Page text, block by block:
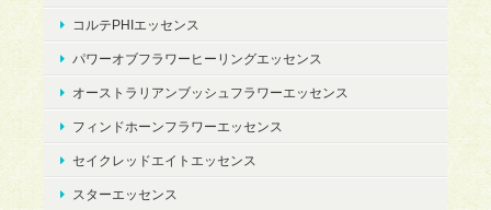
コルテPHIエッセンス
パワーオブフラワーヒーリングエッセンス
オーストラリアンブッシュフラワーエッセンス
フィンドホーンフラワーエッセンス
セイクレッドエイトエッセンス
スターエッセンス